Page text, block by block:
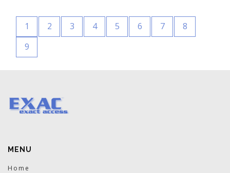
1 2 3 4 5 6 7
8
9
MENU
Home